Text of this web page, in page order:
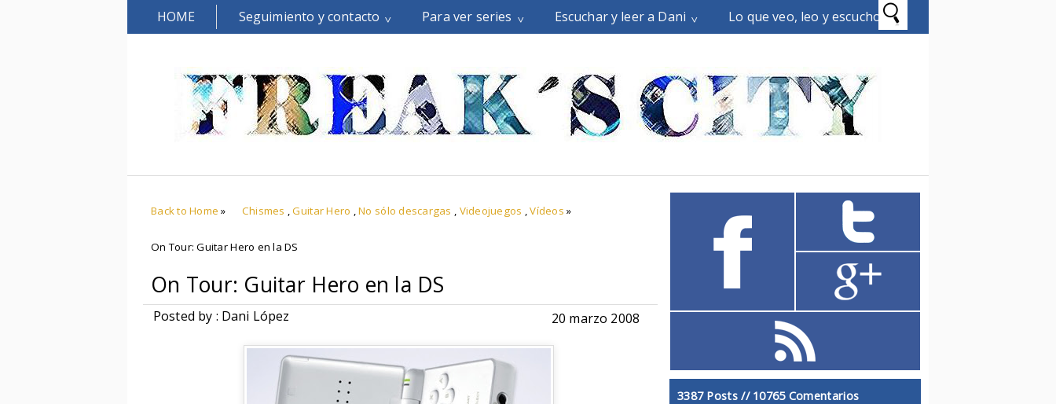
HOME Seguimiento y contacto Para ver series Escuchar y leer a Dani Lo que veo, leo y escucho
Back to Home » Chismes ,Guitar Hero ,No sólo descargas , Videojuegos ,Vídeos »
On Tour: Guitar Hero en la DS
On Tour: Guitar Hero en la DS
Posted by : Dani López 20 marzo 2008
3387 Posts // 10765 Comentarios